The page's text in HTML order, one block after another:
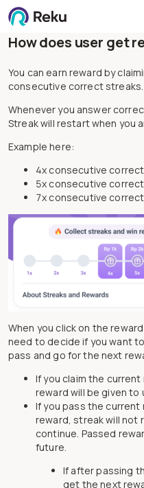
Investasi
Learning Hub
Biaya
Unduh
How does user get
You can earn reward by
consecutive correct streaks.
Whenever you answer
Streak will restart when you
Example here:
4x consecutive correct
5x consecutive correct
7x consecutive correct
When you click on the
need to decide if you want
pass and go for the next
If you claim the
reward will be given to
If you pass the
reward, streak will not
continue. Passed
future.
If after passing
get the next